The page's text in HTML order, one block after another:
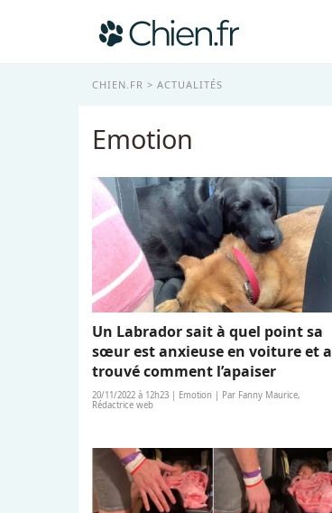
CHIEN.FR ACTUALITÉS
Emotion
Un Labrador sait à quel point sa
sœur est anxieuse en voiture et a
trouvé comment l’apaiser
20/11/2022 à 12h23 | Emotion | Par Fanny Maurice,
Rédactrice web